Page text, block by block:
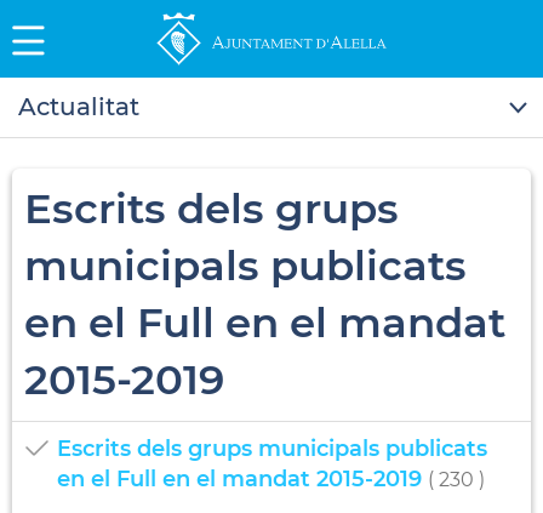
Actualitat
Escrits dels grups
municipals publicats
en el Full en el mandat
2015-2019
Escrits dels grups municipals publicats
en el Full en el mandat 2015-2019 ( 230 )